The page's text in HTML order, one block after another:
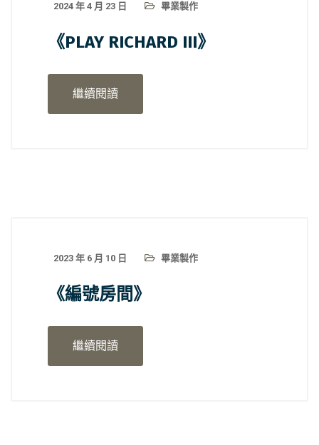
2024 年 4 月 23 日 畢業製作
《PLAY RICHARD III》
繼續閱讀
2023 年 6 月 10 日 畢業製作
《編號房間》
繼續閱讀